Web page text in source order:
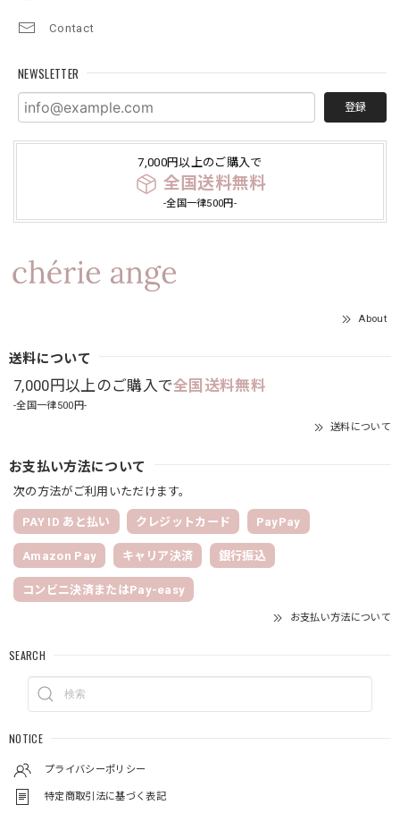
Contact
NEWSLETTER
登録
7,000円以上のご購入で
全国送料無料
-全国一律500円-
About
送料について
7,000円以上のご購入で全国送料無料
-全国一律500円-
送料について
お支払い方法について
次の方法がご利用いただけます。
PAY ID あと払い クレジットカード PayPay
Amazon Pay キャリア決済 銀行振込
コンビニ決済またはPay-easy
お支払い方法について
SEARCH
NOTICE
プライバシーポリシー
特定商取引法に基づく表記